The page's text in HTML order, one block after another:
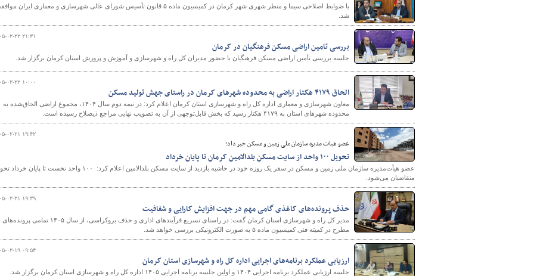
با ضوابط اصلاحی سیما و منظر شهری شهر کرمان در کمیسیون ماده ۵ قانون تأسیس شورای عالی شهرسازی و معماری ایران
شد.
۱۴۰۵-۰۲-۲۲
بررسی تامین اراضی مسکن فرهنگیان در کرمان
جلسه بررسی تأمین اراضی مسکن فرهنگیان با حضور مدیران کل راه و شهرسازی و آموزش و پرورش استان کرمان برگزار شد.
۱۴۰۵-۰۲-۲۲
الحاق ۴۱۷۹ هکتار اراضی به محدوده شهرهای کرمان در راستای جهش تولید مسکن
معاون شهرسازی و معماری اداره کل راه و شهرسازی استان کرمان اعلام کرد: در نیمه دوم سال ۱۴۰۴، مجموع اراضی الحاق‌شده به
محدوده شهرهای استان به ۴۱۷۹ هکتار رسید که بخش قابل‌توجهی از آن به تصویب نهایی مراجع ذیصلاح رسیده است.
۱۴۰۵-۰۲-۲۱
عضو هیات مدیره سازمان ملی زمین و مسکن خبر داد؛
تحویل ۱۰۰ واحد از سایت مسکن بلدالامین کرمان تا پایان خرداد
عضو هیأت‌مدیره سازمان ملی زمین و مسکن در سفر یک روزه خود در حاشیه بازدید از سایت مسکن بلدالامین اعلام کرد: ۱۰۰ واحد نخست تا پایان
متقاضیان می‌شود.
۱۴۰۵-۰۲-۲۱
حذف پرونده‌های کاغذی گامی مهم در جهت افزایش کارایی و شفافیت
مدیر کل راه و شهرسازی استان کرمان گفت: در راستای تسریع فرآیندهای اداری و حذف بروکراسی، از سال ۱۴۰۵ تمامی پرونده‌های
مطرح در کمیته فنی کمیسیون ماده ۵ به صورت الکترونیکی بررسی خواهد شد.
۱۴۰۵-۰۲-۱۹
ارزیابی عملکرد برنامه‌های اجرایی اداره کل راه و شهرسازی استان کرمان
جلسه ارزیابی عملکرد برنامه اجرایی ۱۴۰۴ و اولین جلسه برنامه اجرایی ۱۴۰۵ اداره کل راه و شهرسازی استان کرمان برگزار شد.